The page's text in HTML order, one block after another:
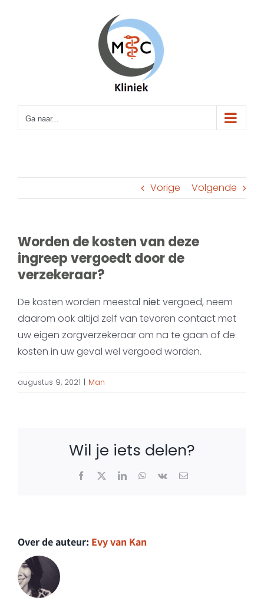
Ga naar...
Vorige Volgende
Worden de kosten van deze
ingreep vergoedt door de
verzekeraar?
De kosten worden meestal niet vergoed, neem
daarom ook altijd zelf van tevoren contact met
uw eigen zorgverzekeraar om na te gaan of de
kosten in uw geval wel vergoed worden.
augustus 9, 2021 | Man
Wil je iets delen?
Facebook
X LinkedInWhatsApp
Vk
E-
Over de auteur: Evy van Kan